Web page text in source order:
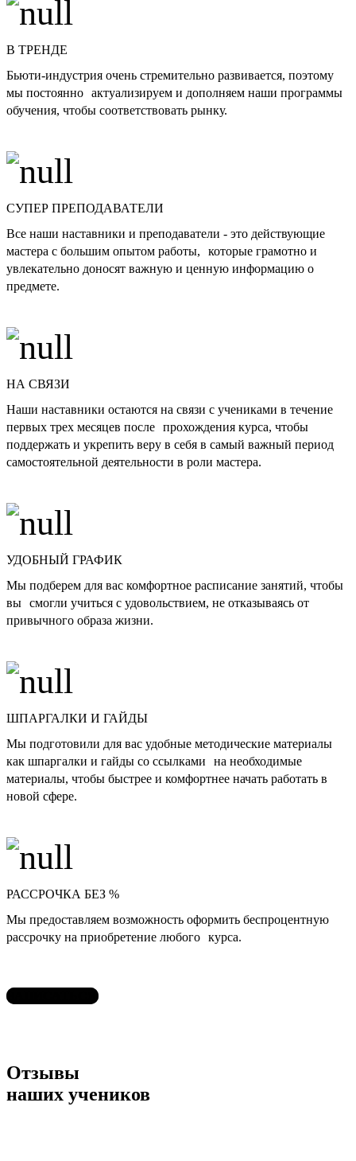
В ТРЕНДЕ
Бьюти-индустрия очень стремительно развивается, поэтому
мы постоянно актуализируем и дополняем наши программы
обучения, чтобы соответствовать рынку.
СУПЕР ПРЕПОДАВАТЕЛИ
Все наши наставники и преподаватели - это действующие
мастера с большим опытом работы, которые грамотно и
увлекательно доносят важную и ценную информацию о
предмете.
НА СВЯЗИ
Наши наставники остаются на связи с учениками в течение
первых трех месяцев после прохождения курса, чтобы
поддержать и укрепить веру в себя в самый важный период
самостоятельной деятельности в роли мастера.
УДОБНЫЙ ГРАФИК
Мы подберем для вас комфортное расписание занятий, чтобы
вы смогли учиться с удовольствием, не отказываясь от
привычного образа жизни.
ШПАРГАЛКИ И ГАЙДЫ
Мы подготовили для вас удобные методические материалы
как шпаргалки и гайды со ссылками на необходимые
материалы, чтобы быстрее и комфортнее начать работать в
новой сфере.
РАССРОЧКА БЕЗ %
Мы предоставляем возможность оформить беспроцентную
рассрочку на приобретение любого курса.
Отзывы
наших учеников